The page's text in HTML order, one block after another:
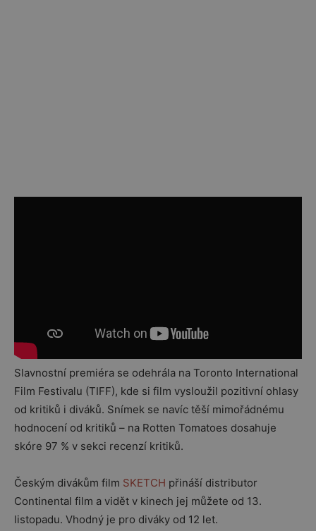
Slavnostní premiéra se odehrála na Toronto International
Film Festivalu (TIFF), kde si film vysloužil pozitivní ohlasy
od kritiků i diváků. Snímek se navíc těší mimořádnému
hodnocení od kritiků – na Rotten Tomatoes dosahuje
skóre 97 % v sekci recenzí kritiků.
Českým divákům film SKETCH přináší distributor
Continental film a vidět v kinech jej můžete od 13.
listopadu. Vhodný je pro diváky od 12 let.